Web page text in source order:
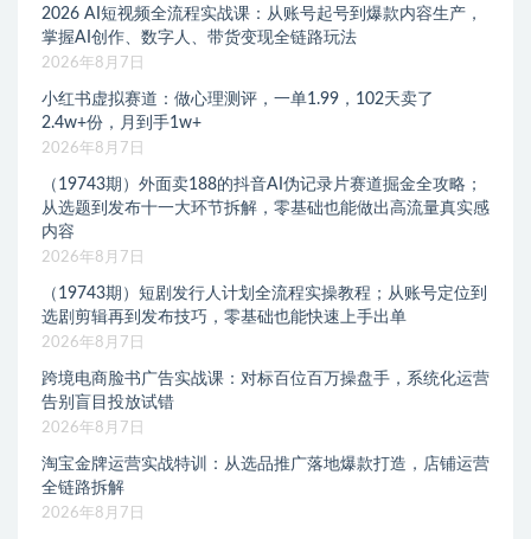
2026 AI短视频全流程实战课：从账号起号到爆款内容生产，
掌握AI创作、数字人、带货变现全链路玩法
2026年8月7日
小红书虚拟赛道：做心理测评，一单1.99，102天卖了
2.4w+份，月到手1w+
2026年8月7日
（19743期）外面卖188的抖音AI伪记录片赛道掘金全攻略；
从选题到发布十一大环节拆解，零基础也能做出高流量真实感
内容
2026年8月7日
（19743期）短剧发行人计划全流程实操教程；从账号定位到
选剧剪辑再到发布技巧，零基础也能快速上手出单
2026年8月7日
跨境电商脸书广告实战课：对标百位百万操盘手，系统化运营
告别盲目投放试错
2026年8月7日
淘宝金牌运营实战特训：从选品推广落地爆款打造，店铺运营
全链路拆解
2026年8月7日